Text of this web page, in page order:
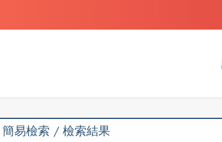
簡易檢索 / 檢索結果